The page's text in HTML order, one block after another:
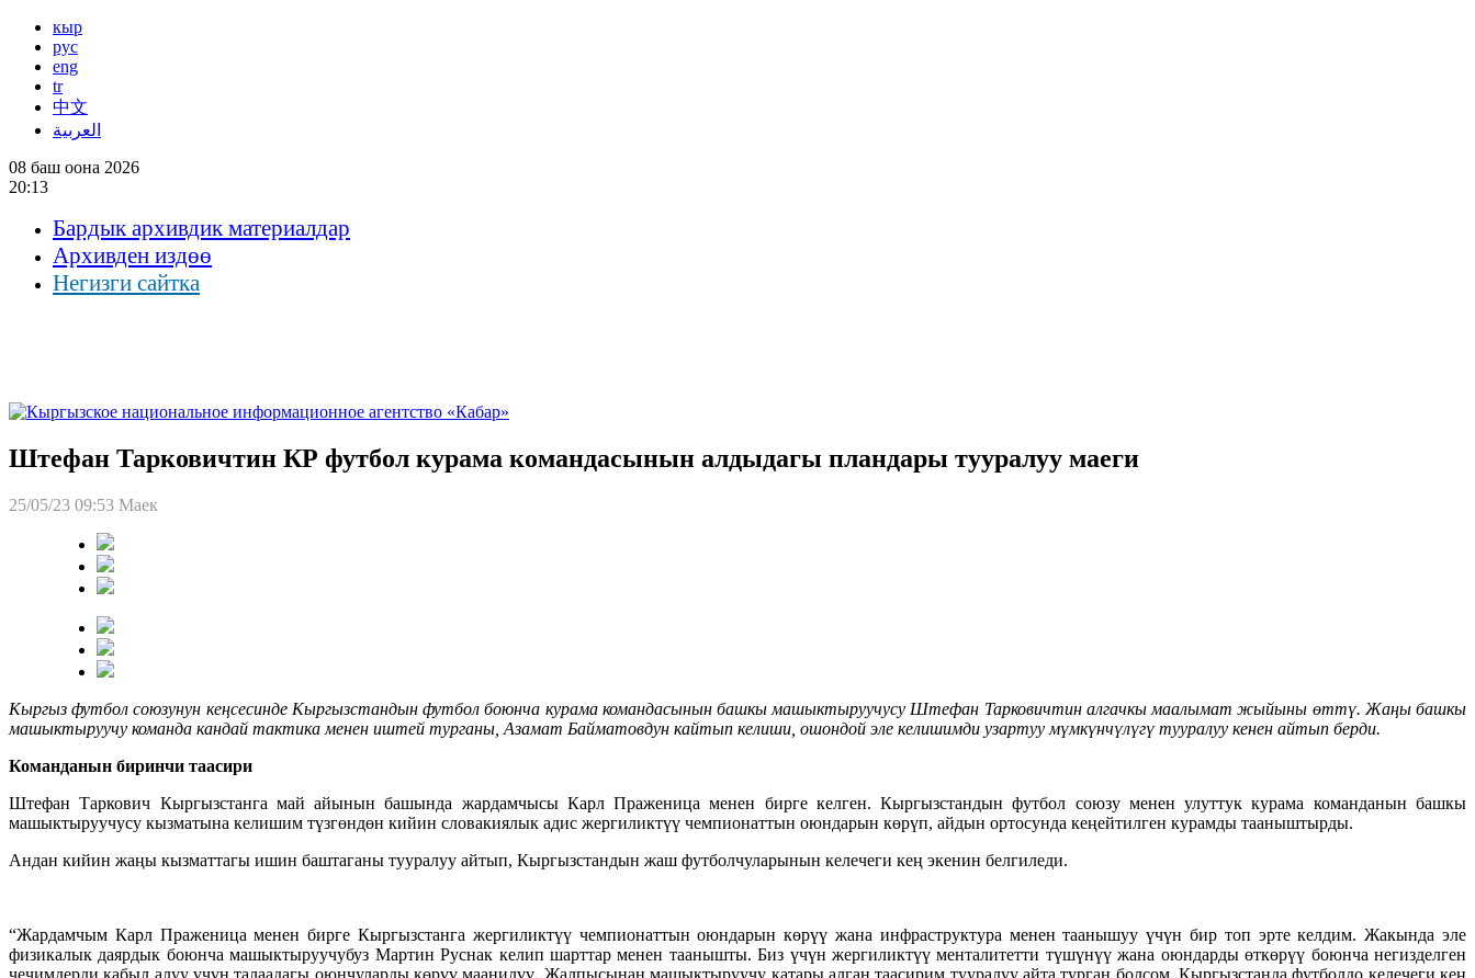
кыр
рус
eng
tr
中文
العربية
08 баш оона 2026
20:13
Бардык архивдик материалдар
Архивден издөө
Негизги сайтка
Штефан Тарковичтин КР футбол курама командасынын алдыдагы пландары тууралуу маеги
25/05/23 09:53 Маек
Кыргыз футбол союзунун кеңсесинде Кыргызстандын футбол боюнча курама командасынын башкы машыктыруучусу Штефан Тарковичтин алгачкы маалымат жыйыны өттү. Жаңы башкы
машыктыруучу команда кандай тактика менен иштей турганы, Азамат Байматовдун кайтып келиши, ошондой эле келишимди узартуу мүмкүнчүлүгү тууралуу кенен айтып берди.
Команданын биринчи таасири
Штефан Таркович Кыргызстанга май айынын башында жардамчысы Карл Праженица менен бирге келген. Кыргызстандын футбол союзу менен улуттук курама команданын башкы
машыктыруучусу кызматына келишим түзгөндөн кийин словакиялык адис жергиликтүү чемпионаттын оюндарын көрүп, айдын ортосунда кеңейтилген курамды тааныштырды.
Андан кийин жаңы кызматтагы ишин баштаганы тууралуу айтып, Кыргызстандын жаш футболчуларынын келечеги кең экенин белгиледи.
“Жардамчым Карл Праженица менен бирге Кыргызстанга жергиликтүү чемпионаттын оюндарын көрүү жана инфраструктура менен таанышуу үчүн бир топ эрте келдим. Жакында эле
физикалык даярдык боюнча машыктыруучубуз Мартин Руснак келип шарттар менен таанышты. Биз үчүн жергиликтүү менталитетти түшүнүү жана оюндарды өткөрүү боюнча негизделген
чечимдерди кабыл алуу үчүн талаадагы оюнчуларды көрүү маанилүү. Жалпысынан машыктыруучу катары алган таасирим тууралуу айта турган болсом, Кыргызстанда футболдо келечеги кең